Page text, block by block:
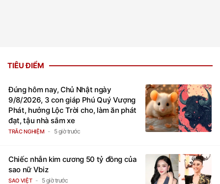
9/8/2026, 3 con giáp Phú Quý Vượng
Phát, hưởng Lộc Trời cho, làm ăn phát
đạt, tậu nhà sắm xe
TRẮC NGHIỆM 5 giờ trước
sao nữ Vbiz
SAO VIỆT 5 giờ trước